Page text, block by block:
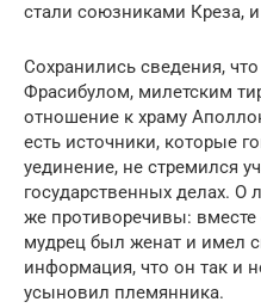
стали союзниками Креза, и
Сохранились сведения,
Фрасибулом, милетским
отношение к храму
есть источники, которые
уединение, не стремился
государственных делах. О
же противоречивы:
мудрец был женат и имел
информация, что он так и
усыновил племянника.